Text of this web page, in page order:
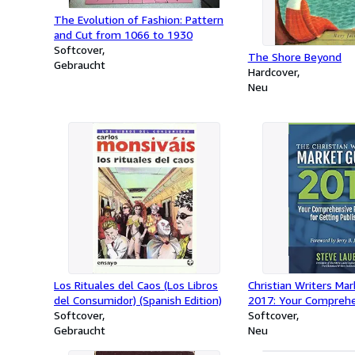
The Evolution of Fashion: Pattern
and Cut from 1066 to 1930
Softcover
Gebraucht
The Shore Beyond
Hardcover
Neu
Los Rituales del Caos (Los Libros
del Consumidor) (Spanish Edition)
Softcover
Gebraucht
Christian Writers
2017: Your
Resource for Getting
Softcover
Neu